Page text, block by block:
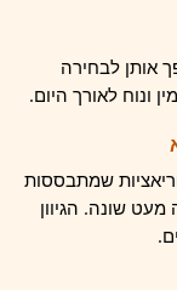
אותן לבחירה
ונוח לאורך היום.
שמתבססות
שונה. הגיוון